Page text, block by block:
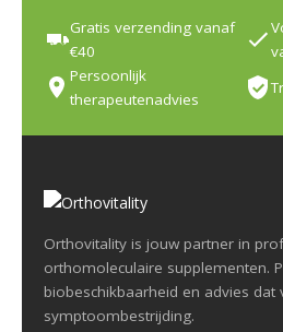
Gratis verzending vanaf
€40
Persoonlijk
therapeutenadvies
Orthovitality is jouw partner in
orthomoleculaire supplementen.
biobeschikbaarheid en advies dat
symptoombestrijding.